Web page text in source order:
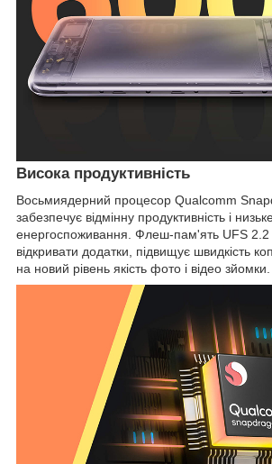
Висока продуктивність
Восьмиядерний процесор Qualcomm
забезпечує відмінну продуктивність і
енергоспоживання. Флеш-пам'ять UFS 2.2
відкривати додатки, підвищує швидкість
на новий рівень якість фото і відео зйомки.